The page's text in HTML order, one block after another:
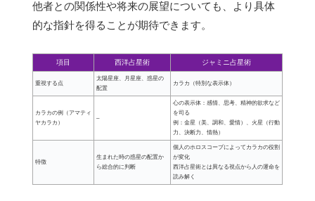
他者との関係性や将来の展望についても、より具体
的な指針を得ることが期待できます。
項目 西洋占星術 ジャミニ占星術
重視する点
太陽星座、月星座、惑星の
配置
カラカ（特別な表示体）
カラカの例（アマティ
ヤカラカ）
–
心の表示体：感情、思考、精神的欲求など
を司る
例：金星（美、調和、愛情）、火星（行動
力、決断力、情熱）
特徴
生まれた時の惑星の配置か
ら総合的に判断
個人のホロスコープによってカラカの役割
が変化
西洋占星術とは異なる視点から人の運命を
読み解く